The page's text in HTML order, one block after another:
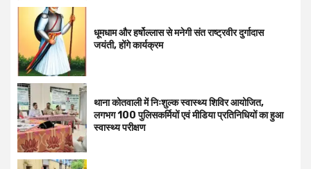
धूमधाम और हर्षोल्लास से मनेगी संत राष्ट्रवीर दुर्गादास
जयंती, होंगे कार्यक्रम
थाना कोतवाली में निःशुल्क स्वास्थ्य शिविर आयोजित,
लगभग 100 पुलिसकर्मियों एवं मीडिया प्रतिनिधियों का हुआ
स्वास्थ्य परीक्षण